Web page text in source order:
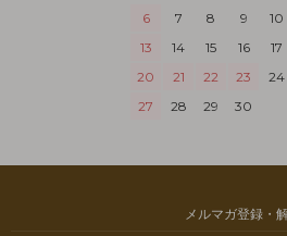
6
7 8 9 10
13
14 15 16 17
20
21 22 23 24
27
28 29 30
メルマガ登録・